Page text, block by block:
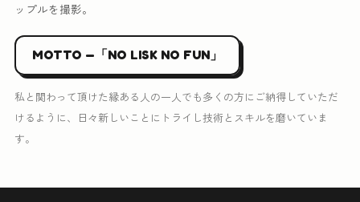
ップルを撮影。
MOTTO —「NO LISK NO FUN」
私と関わって頂けた縁ある人の一人でも多くの方にご納得していただ
けるように、日々新しいことにトライし技術とスキルを磨いていま
す。